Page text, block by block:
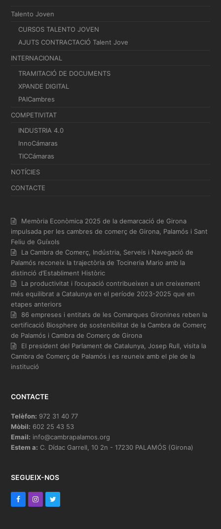
Talento Joven
CURSOS TALENTO JOVEN
AJUTS CONTRACTACIÓ Talent Jove
INTERNACIONAL
TRAMITACIÓ DE DOCUMENTS
XPANDE DIGITAL
PAICambres
COMPETIVITAT
INDUSTRIA 4.0
InnoCámaras
TICCámaras
NOTÍCIES
CONTACTE
Memòria Econòmica 2025 de la demarcació de Girona
impulsada per les cambres de comerç de Girona, Palamós i Sant
Feliu de Guíxols
La Cambra de Comerç, Indústria, Serveis i Navegació de
Palamós reconeix la trajectòria de Tocineria Mario amb la
distinció d’Establiment Històric
La productivitat i l’ocupació contribueixen a un creixement
més equilibrat a Catalunya en el període 2023-2025 que en
etapes anteriors
86 empreses i entitats de les Comarques Gironines reben la
certificació Biosphere de sostenibilitat de la Cambra de Comerç
de Palamós i Cambra de Comerç de Girona
El president del Parlament de Catalunya, Josep Rull, visita la
Cambra de Comerç de Palamós i es reuneix amb el ple de la
institució
CONTACTE
Telèfon: 972 31 40 77
Mòbil: 602 25 43 53
Email: info@cambrapalamos.org
Estem a: C. Dídac Garrell, 10 2n - 17230 PALAMÓS (Girona)
SEGUEIX-NOS